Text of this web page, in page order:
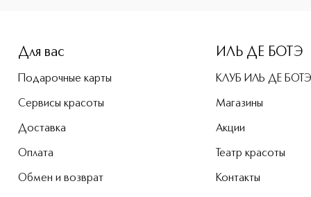
Для вас
Подарочные карты
Сервисы красоты
Доставка
Оплата
Обмен и возврат
ИЛЬ ДЕ БОТЭ
КЛУБ ИЛЬ ДЕ БОТЭ
Магазины
Акции
Театр красоты
Контакты